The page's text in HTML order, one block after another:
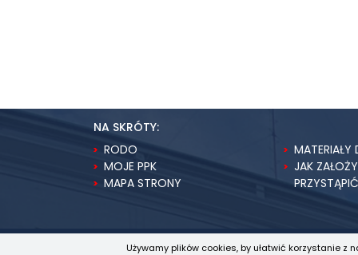
NA SKRÓTY:
RODO
MOJE PPK
MAPA STRONY
MATERIAŁY
JAK
Używamy plików cookies, by ułatwić korzystanie